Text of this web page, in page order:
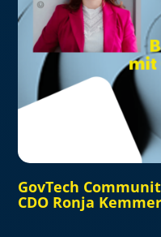
GovTech
CDO Ronja